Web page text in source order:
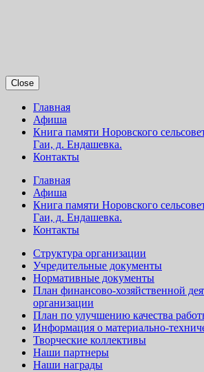
Close
Главная
Афиша
Книга памяти Норовского
Гаи, д. Ендашевка.
Контакты
Главная
Афиша
Книга памяти Норовского
Гаи, д. Ендашевка.
Контакты
Структура организации
Учредительные документы
Нормативные документы
План финансово-хозяйственной
организации
План по улучшению качества
Информация о материально-
Творческие коллективы
Наши партнеры
Наши награды